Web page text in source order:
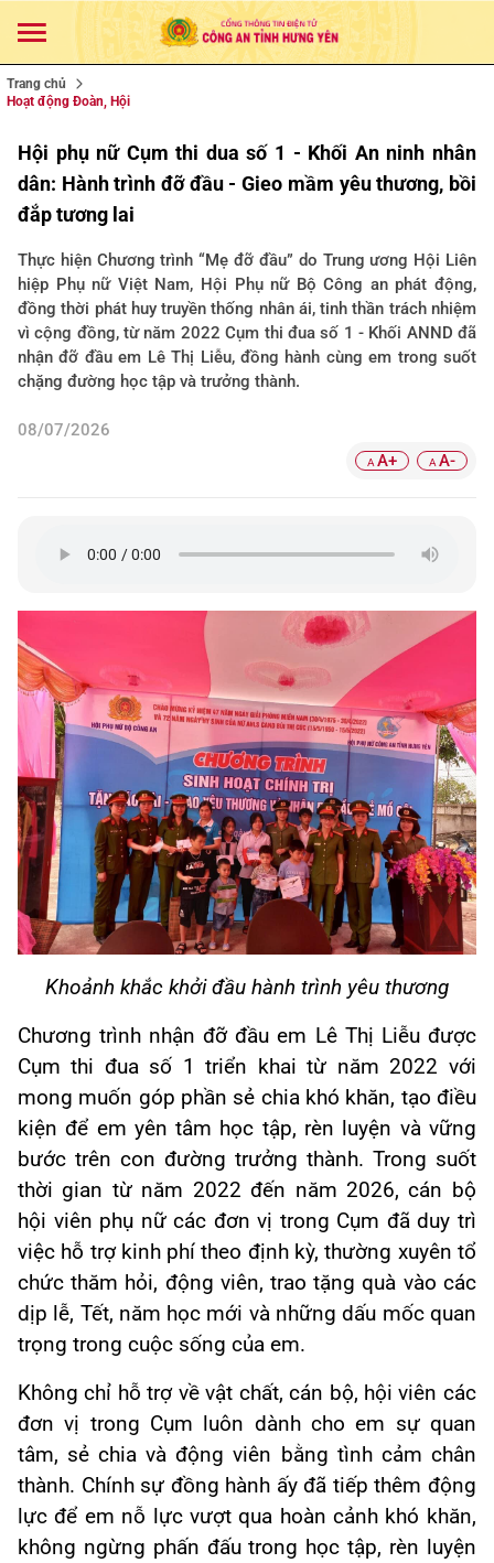
Trang chủ
Hoạt động Đoàn, Hội
Hội phụ nữ Cụm thi dua số 1 - Khối An ninh nhân
dân: Hành trình đỡ đầu - Gieo mầm yêu thương, bồi
đắp tương lai
Thực hiện Chương trình “Mẹ đỡ đầu” do Trung ương Hội Liên
hiệp Phụ nữ Việt Nam, Hội Phụ nữ Bộ Công an phát động,
đồng thời phát huy truyền thống nhân ái, tinh thần trách nhiệm
vì cộng đồng, từ năm 2022 Cụm thi đua số 1 - Khối ANND đã
nhận đỡ đầu em Lê Thị Liễu, đồng hành cùng em trong suốt
chặng đường học tập và trưởng thành.
08/07/2026
A A+ A A-
Khoảnh khắc khởi đầu hành trình yêu thương
Chương trình nhận đỡ đầu em Lê Thị Liễu được
Cụm thi đua số 1 triển khai từ năm 2022 với
mong muốn góp phần sẻ chia khó khăn, tạo điều
kiện để em yên tâm học tập, rèn luyện và vững
bước trên con đường trưởng thành. Trong suốt
thời gian từ năm 2022 đến năm 2026, cán bộ
hội viên phụ nữ các đơn vị trong Cụm đã duy trì
việc hỗ trợ kinh phí theo định kỳ, thường xuyên tổ
chức thăm hỏi, động viên, trao tặng quà vào các
dịp lễ, Tết, năm học mới và những dấu mốc quan
trọng trong cuộc sống của em.
Không chỉ hỗ trợ về vật chất, cán bộ, hội viên các
đơn vị trong Cụm luôn dành cho em sự quan
tâm, sẻ chia và động viên bằng tình cảm chân
thành. Chính sự đồng hành ấy đã tiếp thêm động
lực để em nỗ lực vượt qua hoàn cảnh khó khăn,
không ngừng phấn đấu trong học tập, rèn luyện